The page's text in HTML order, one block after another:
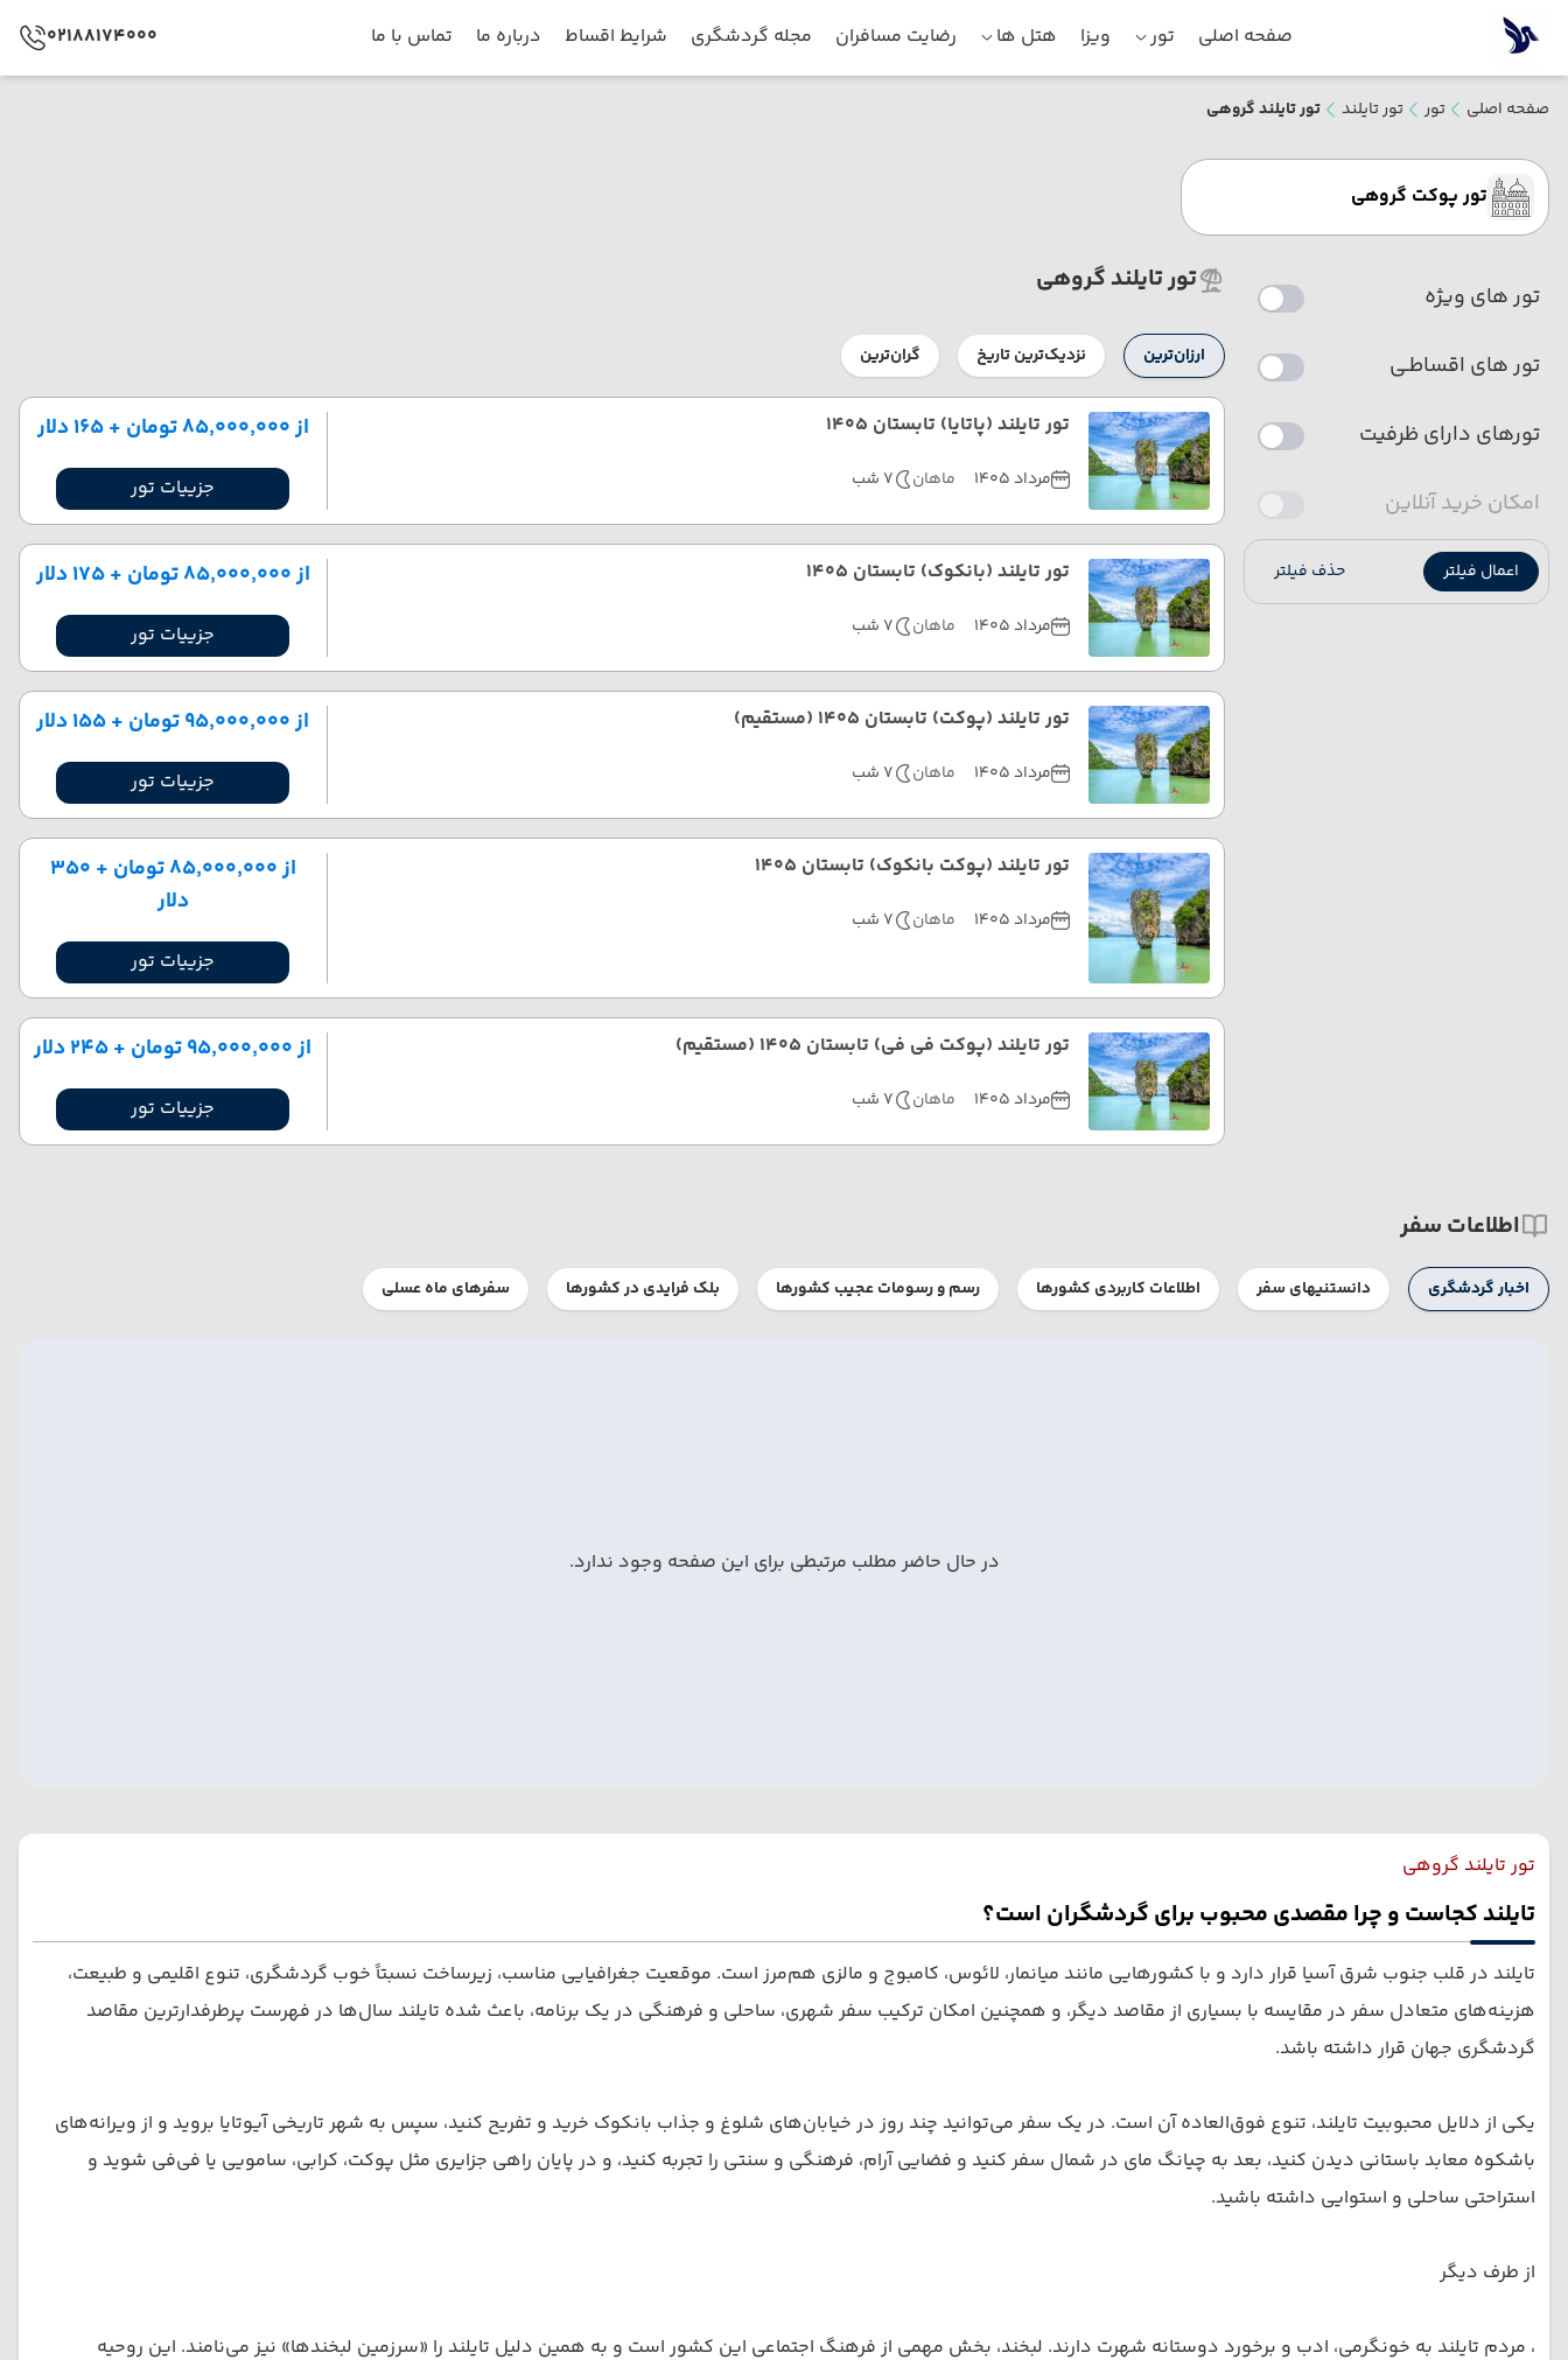
صفحه اصلی تور ویزا هتل ها رضایت مسافران مجله گردشگری شرایط اقساط درباره ما تماس با ما 02188174000
صفحه اصلی تور تور تایلند تور تایلند گروهی
تور پوکت گروهی
تور های ویژه
تور های اقساطـی
تورهای دارای ظرفیت
امکان خرید آنلاین
اعمال فیلتر حذف فیلتر
تور تایلند گروهی
ارزان‌ترین نزدیک‌ترین تاریخ گران‌ترین
تور تایلند (پاتایا) تابستان 1405
مرداد 1405 ماهان 7 شب
از ۸۵٬۰۰۰٬۰۰۰ تومان + ۱۶۵ دلار
جزییات تور
تور تایلند (بانکوک) تابستان 1405
مرداد 1405 ماهان 7 شب
از ۸۵٬۰۰۰٬۰۰۰ تومان + ۱۷۵ دلار
جزییات تور
تور تایلند (پوکت) تابستان 1405 (مستقیم)
مرداد 1405 ماهان 7 شب
از ۹۵٬۰۰۰٬۰۰۰ تومان + ۱۵۵ دلار
جزییات تور
تور تایلند (پوکت بانکوک) تابستان 1405
مرداد 1405 ماهان 7 شب
از ۸۵٬۰۰۰٬۰۰۰ تومان + ۳۵۰
دلار
جزییات تور
تور تایلند (پوکت فی فی) تابستان 1405 (مستقیم)
مرداد 1405 ماهان 7 شب
از ۹۵٬۰۰۰٬۰۰۰ تومان + ۲۴۵ دلار
جزییات تور
اطلاعات سفر
اخبار گردشگری دانستنیهای سفر اطلاعات کاربردی کشورها رسم و رسومات عجیب کشورها بلک فرایدی در کشورها سفرهای ماه عسلی
در حال حاضر مطلب مرتبطی برای این صفحه وجود ندارد.
تور تایلند گروهی
تایلند کجاست و چرا مقصدی محبوب برای گردشگران است؟
تایلند در قلب جنوب شرق آسیا قرار دارد و با کشورهایی مانند میانمار، لائوس، کامبوج و مالزی هم‌مرز است. موقعیت جغرافیایی مناسب، زیرساخت نسبتاً خوب گردشگری، تنوع اقلیمی و طبیعت،
هزینه‌های متعادل سفر در مقایسه با بسیاری از مقاصد دیگر، و همچنین امکان ترکیب سفر شهری، ساحلی و فرهنگی در یک برنامه، باعث شده تایلند سال‌ها در فهرست پرطرفدارترین مقاصد
گردشگری جهان قرار داشته باشد.
یکی از دلایل محبوبیت تایلند، تنوع فوق‌العاده آن است. در یک سفر می‌توانید چند روز در خیابان‌های شلوغ و جذاب بانکوک خرید و تفریح کنید، سپس به شهر تاریخی آیوتایا بروید و از ویرانه‌های
باشکوه معابد باستانی دیدن کنید، بعد به چیانگ مای در شمال سفر کنید و فضایی آرام، فرهنگی و سنتی را تجربه کنید، و در پایان راهی جزایری مثل پوکت، کرابی، سامویی یا فی‌فی شوید و
استراحتی ساحلی و استوایی داشته باشید.
از طرف دیگر
، مردم تایلند به خونگرمی، ادب و برخورد دوستانه شهرت دارند. لبخند، بخش مهمی از فرهنگ اجتماعی این کشور است و به همین دلیل تایلند را «سرزمین لبخندها» نیز می‌نامند. این روحیه